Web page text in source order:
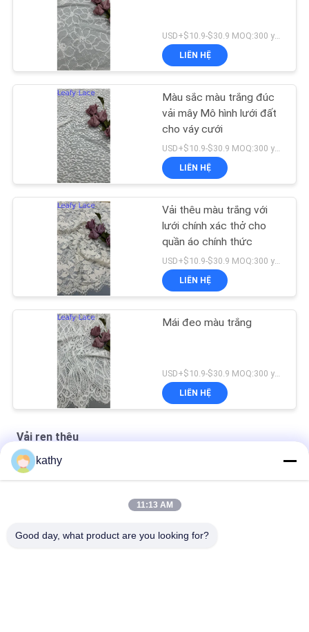
USD+$10.9-$30.9 MOQ:300 yard
LIÊN HỆ
Màu sắc màu trắng đúc
vải mây Mô hình lưới đất
cho váy cưới
USD+$10.9-$30.9 MOQ:300 yard
LIÊN HỆ
Vải thêu màu trắng với
lưới chính xác thở cho
quần áo chính thức
LIÊN HỆ
Mái đeo màu trắng
LIÊN HỆ
Vải ren thêu
Vải ren trắng Vải ren thêu Thiết kế tùy chỉnh
kathy
11:13 AM
Good day, what product are you looking for?